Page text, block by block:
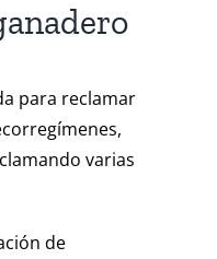
para reclamar
varias
de